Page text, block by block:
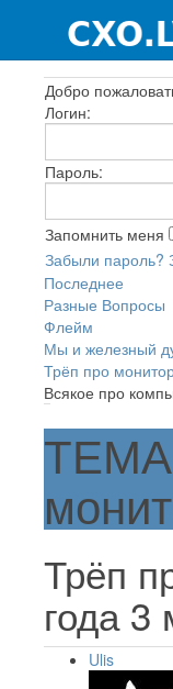
Добро
Логин:
Пароль:
Запомнить меня
Забыли пароль?
Последнее
Разные Вопросы
Флейм
Мы и железный
Трёп про
Всякое про
Трёп
года 3
Ulis